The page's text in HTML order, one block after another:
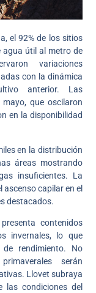
el 92% de los sitios
agua útil al metro de
variaciones
con la dinámica
anterior. Las
que oscilaron
en la disponibilidad
en la distribución
áreas mostrando
insuficientes. La
capilar en el
destacados.
contenidos
invernales, lo que
rendimiento. No
serán
Llovet subraya
las condiciones del